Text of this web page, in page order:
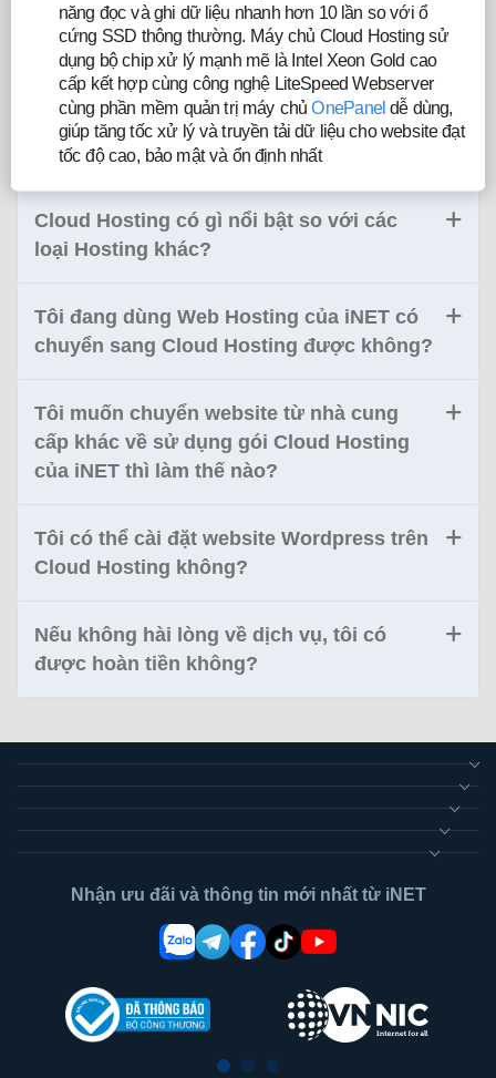
năng đọc và ghi dữ liệu nhanh hơn 10 lần so với ổ
cứng SSD thông thường. Máy chủ Cloud Hosting sử
dụng bộ chip xử lý mạnh mẽ là Intel Xeon Gold cao
cấp kết hợp cùng công nghệ LiteSpeed Webserver
cùng phần mềm quản trị máy chủOnePanel dễ dùng,
giúp tăng tốc xử lý và truyền tải dữ liệu cho website đạt
tốc độ cao, bảo mật và ổn định nhất
Cloud Hosting có gì nổi bật so với các
loại Hosting khác?
Tôi đang dùng Web Hosting của iNET có
chuyển sang Cloud Hosting được không?
Tôi muốn chuyển website từ nhà cung
cấp khác về sử dụng gói Cloud Hosting
của iNET thì làm thế nào?
Tôi có thể cài đặt website Wordpress trên
Cloud Hosting không?
Nếu không hài lòng về dịch vụ, tôi có
được hoàn tiền không?
Nhận ưu đãi và thông tin mới nhất từ iNET